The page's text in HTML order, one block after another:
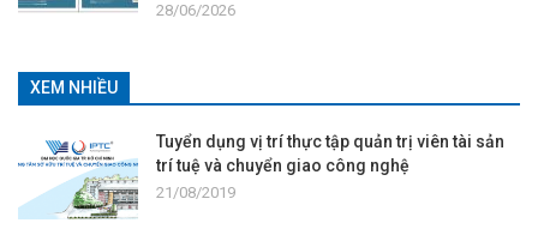
28/06/2026
XEM NHIỀU
Tuyển dụng vị trí thực tập quản trị viên tài sản
trí tuệ và chuyển giao công nghệ
21/08/2019